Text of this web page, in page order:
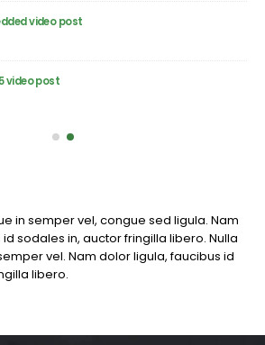
video post
video post
in semper vel, congue sed ligula. Nam
sodales in, auctor fringilla libero. Nulla
vel. Nam dolor ligula, faucibus id
libero.